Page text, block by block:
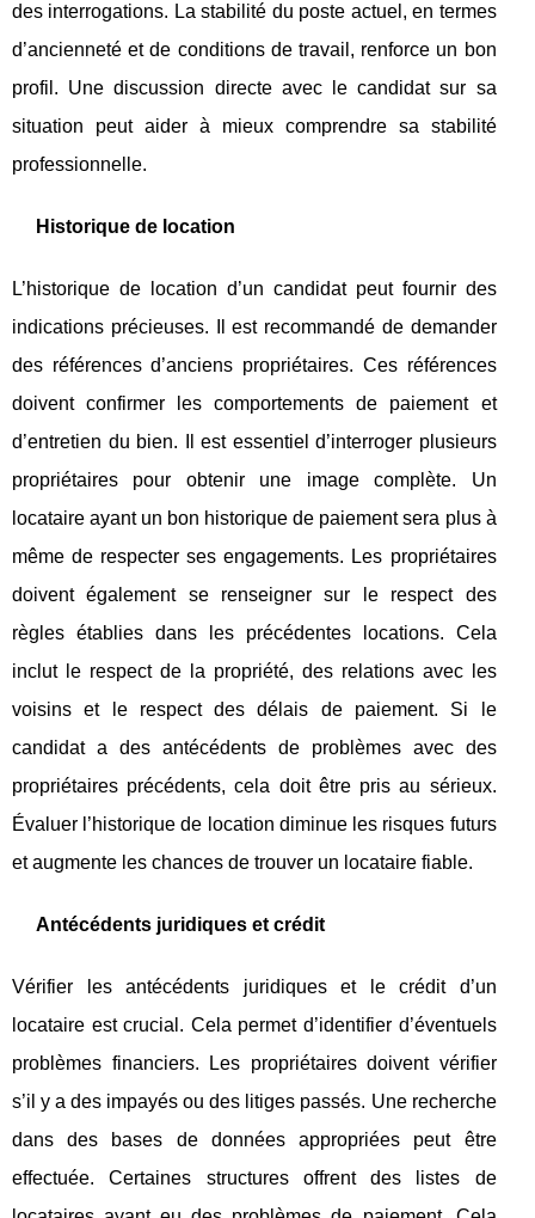
des interrogations. La stabilité du poste actuel, en termes
d’ancienneté et de conditions de travail, renforce un bon
profil. Une discussion directe avec le candidat sur sa
situation peut aider à mieux comprendre sa stabilité
professionnelle.
Historique de location
L’historique de location d’un candidat peut fournir des
indications précieuses. Il est recommandé de demander
des références d’anciens propriétaires. Ces références
doivent confirmer les comportements de paiement et
d’entretien du bien. Il est essentiel d’interroger plusieurs
propriétaires pour obtenir une image complète. Un
locataire ayant un bon historique de paiement sera plus à
même de respecter ses engagements. Les propriétaires
doivent également se renseigner sur le respect des
règles établies dans les précédentes locations. Cela
inclut le respect de la propriété, des relations avec les
voisins et le respect des délais de paiement. Si le
candidat a des antécédents de problèmes avec des
propriétaires précédents, cela doit être pris au sérieux.
Évaluer l’historique de location diminue les risques futurs
et augmente les chances de trouver un locataire fiable.
Antécédents juridiques et crédit
Vérifier les antécédents juridiques et le crédit d’un
locataire est crucial. Cela permet d’identifier d’éventuels
problèmes financiers. Les propriétaires doivent vérifier
s’il y a des impayés ou des litiges passés. Une recherche
dans des bases de données appropriées peut être
effectuée. Certaines structures offrent des listes de